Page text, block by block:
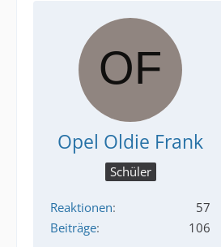
Opel Oldie Frank
Schüler
Reaktionen
57
Beiträge
106